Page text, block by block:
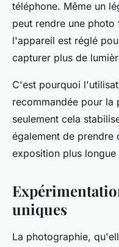
téléphone. Même un
peut rendre une
l'appareil est réglé
capturer plus de
C'est pourquoi
recommandée pour la
seulement cela
également de prendre
exposition plus
uniques
La photographie,